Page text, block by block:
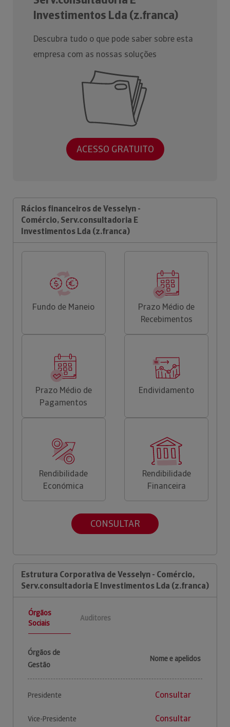
Investimentos Lda (z.franca)
Descubra tudo o que pode saber sobre esta
empresa com as nossas soluções
ACESSO GRATUITO
Rácios financeiros de Vesselyn -
Comércio, Serv.consultadoria E
Investimentos Lda (z.franca)
Fundo de Maneio
Prazo Médio de
Recebimentos
Prazo Médio de
Pagamentos
Endividamento
Rendibilidade
Económica
Rendibilidade
Financeira
CONSULTAR
Estrutura Corporativa de Vesselyn - Comércio,
Serv.consultadoria E Investimentos Lda (z.franca)
Órgãos
Sociais
Auditores
Órgãos de
Gestão
Nome e apelidos
Presidente Consultar
Vice-Presidente Consultar